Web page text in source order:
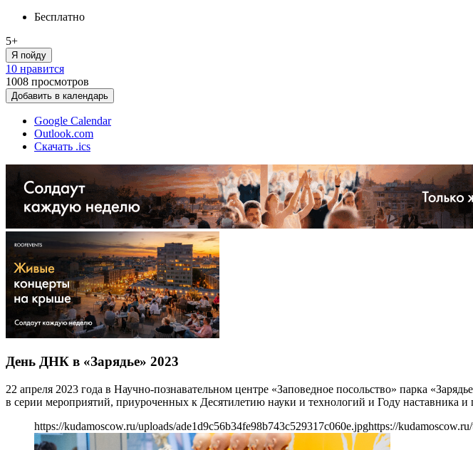
Бесплатно
5+
Я пойду
10 нравится
1008 просмотров
Добавить в календарь
Google Calendar
Outlook.com
Скачать .ics
День ДНК в «Зарядье» 2023
22 апреля 2023 года в Научно-познавательном центре «Заповедное посольство» парка
в серии мероприятий, приуроченных к Десятилетию науки и технологий и Году наставника и
https://kudamoscow.ru/uploads/ade1d9c56b34fe98b743c529317c060e.jpghttps://